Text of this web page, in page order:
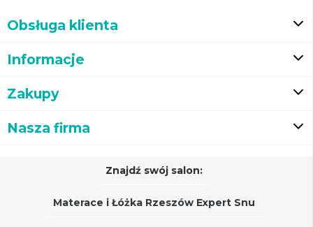
Obsługa klienta
Informacje
Zakupy
Nasza firma
Znajdź swój salon:
Materace i Łóżka Rzeszów Expert Snu